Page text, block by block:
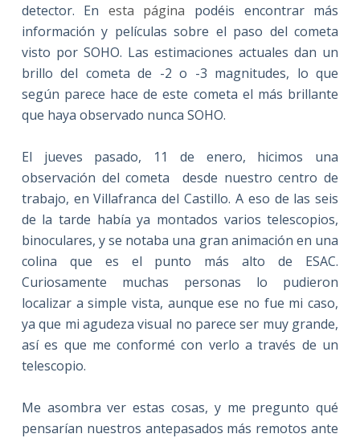
detector. En esta página podéis encontrar más
información y películas sobre el paso del cometa
visto por SOHO. Las estimaciones actuales dan un
brillo del cometa de -2 o -3 magnitudes, lo que
según parece hace de este cometa el más brillante
que haya observado nunca SOHO.
El jueves pasado, 11 de enero, hicimos una
observación del cometa desde nuestro centro de
trabajo, en Villafranca del Castillo. A eso de las seis
de la tarde había ya montados varios telescopios,
binoculares, y se notaba una gran animación en una
colina que es el punto más alto de ESAC.
Curiosamente muchas personas lo pudieron
localizar a simple vista, aunque ese no fue mi caso,
ya que mi agudeza visual no parece ser muy grande,
así es que me conformé con verlo a través de un
telescopio.
Me asombra ver estas cosas, y me pregunto qué
pensarían nuestros antepasados más remotos ante